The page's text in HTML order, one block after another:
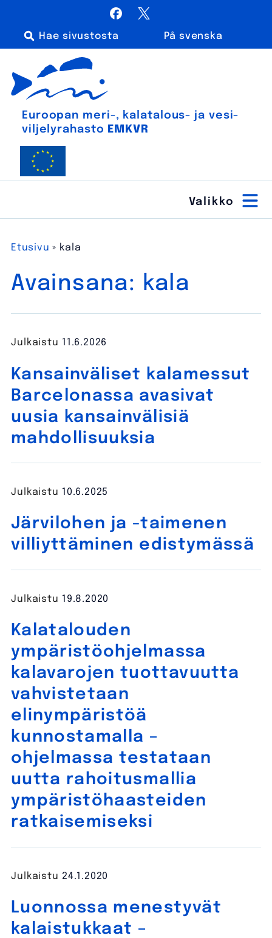
Facebook
På svenska
Haku:
Euroopan meri-, kalatalous- ja vesiviljelyrahasto
Euroopan meri-, kala­talous- ja vesi­
viljely­rahasto
EMKVR
Etusivu » kala
Avainsana: kala
Kansainväliset kalamessut
Barcelonassa avasivat
uusia kansainvälisiä
mahdollisuuksia
Julkaistu 11.6.2026
Järvilohen ja -taimenen
villiyttäminen edistymässä
Julkaistu 10.6.2025
Kalatalouden
ympäristöohjelmassa
kalavarojen tuottavuutta
vahvistetaan
elinympäristöä
kunnostamalla –
ohjelmassa testataan
uutta rahoitusmallia
ympäristöhaasteiden
ratkaisemiseksi
Julkaistu 19.8.2020
Luonnossa menestyvät
kalaistukkaat –
Julkaistu 24.1.2020